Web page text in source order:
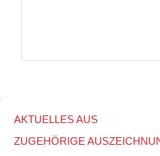
AKTUELLES AUS
ZUGEHÖRIGE